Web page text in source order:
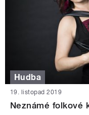
Hudba
19. listopad 2019
Neznámé folkové